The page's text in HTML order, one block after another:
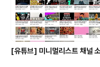
[유튜브] 미니멀리스트 채널